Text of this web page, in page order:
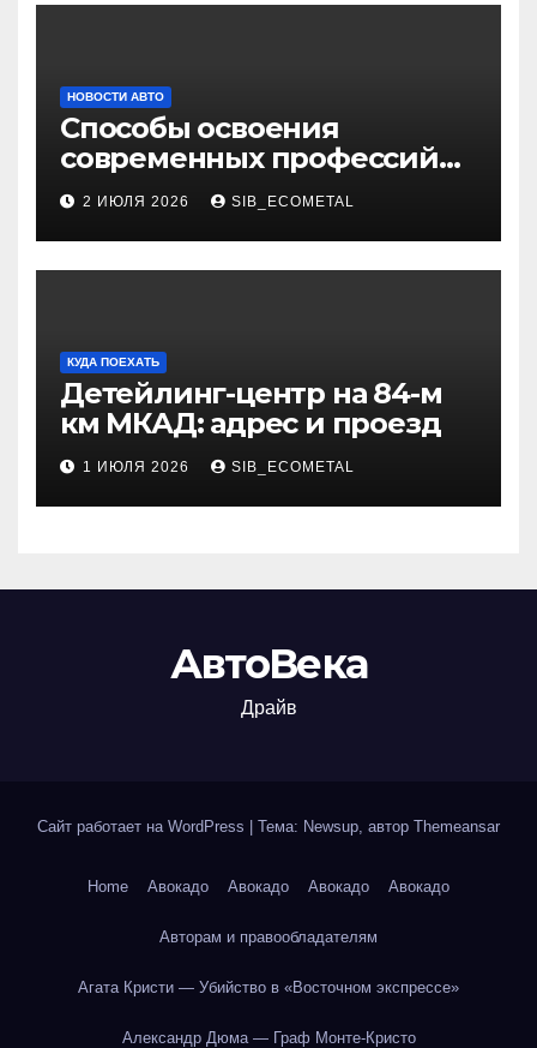
НОВОСТИ АВТО
Способы освоения
современных профессий
через онлайн-курсы
2 ИЮЛЯ 2026 SIB_ECOMETAL
КУДА ПОЕХАТЬ
Детейлинг-центр на 84-м
км МКАД: адрес и проезд
1 ИЮЛЯ 2026 SIB_ECOMETAL
АвтоВека
Драйв
Сайт работает на WordPress Тема: Newsup, автор Themeansar
Home Авокадо Авокадо Авокадо Авокадо
Авторам и правообладателям
Агата Кристи — Убийство в «Восточном экспрессе»
Александр Дюма — Граф Монте-Кристо